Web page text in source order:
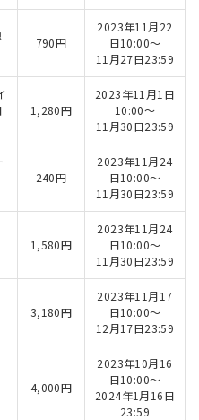
790円
2023年11月22
日10:00～
11月27日23:59
1,280円
2023年11月1日
10:00～
11月30日23:59
240円
2023年11月24
日10:00～
11月30日23:59
1,580円
2023年11月24
日10:00～
11月30日23:59
3,180円
2023年11月17
日10:00～
12月17日23:59
4,000円
2023年10月16
日10:00～
2024年1月16日
23:59